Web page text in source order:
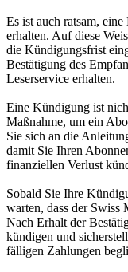
Es ist auch ratsam,
erhalten. Auf diese
die Kündigungsfrist
Bestätigung des
Leserservice erhalten.
Eine Kündigung ist
Maßnahme, um ein
Sie sich an die
damit Sie Ihren
finanziellen Verlust
Sobald Sie Ihre
warten, dass der Swiss
Nach Erhalt der
kündigen und
fälligen Zahlungen